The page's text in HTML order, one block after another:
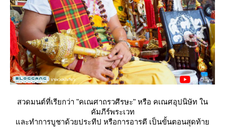
สวดมนต์ที่เรียกว่า "คเณศาถรวศีรษะ" หรือ คเณศอุปนิษัท ใน
คัมภีร์พระเวท
ละทำการบูชาด้วยประทีป หรือการอารตี เป็นขั้นตอนสุดท้า